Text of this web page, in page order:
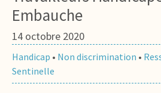
Embauche
14 octobre 2020
Handicap • Non discrimination •
Sentinelle